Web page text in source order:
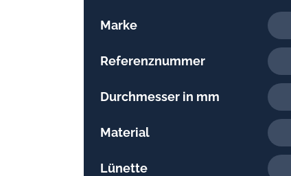
Marke
Referenznummer
Durchmesser in mm
Material
Lünette